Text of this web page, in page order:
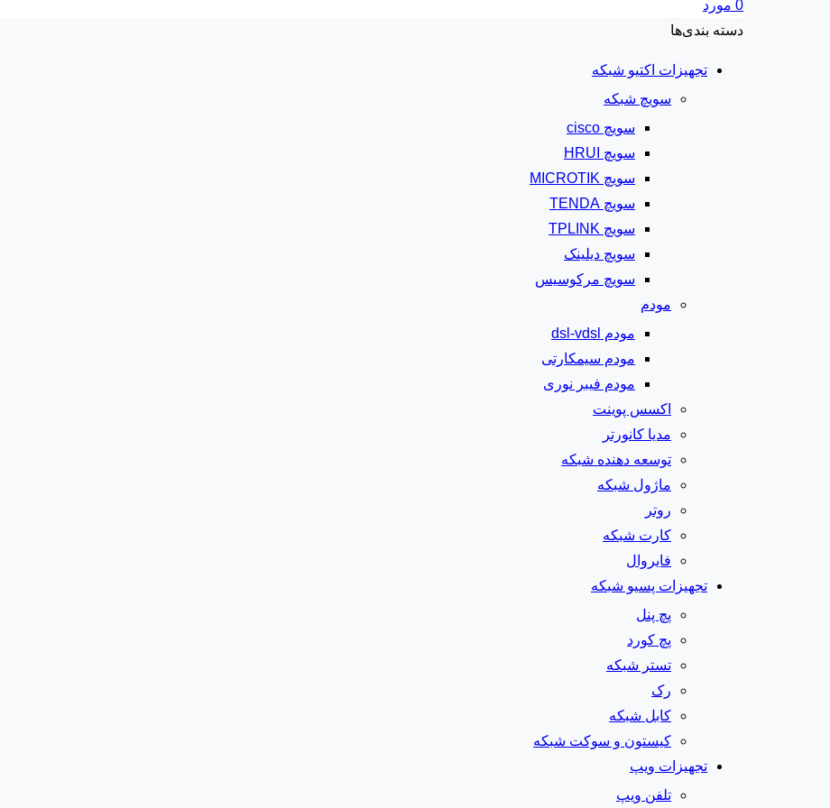
0 مورد
دسته‌ بندی‌ها
تجهیزات اکتیو شبکه
سویچ شبکه
سویچ cisco
سویچ HRUI
سویچ MICROTIK
سویچ TENDA
سویچ TPLINK
سویچ دیلینک
سویچ مرکوسیس
مودم
مودم dsl-vdsl
مودم سیمکارتی
مودم فیبر نوری
اکسس پوینت
مدیا کانورتر
توسعه دهنده شبکه
ماژول شبکه
روتر
کارت شبکه
فایروال
تجهیزات پسیو شبکه
پچ پنل
پچ کورد
تستر شبکه
رک
کابل شبکه
کیستون و سوکت شبکه
تجهیزات ویپ
تلفن ویپ